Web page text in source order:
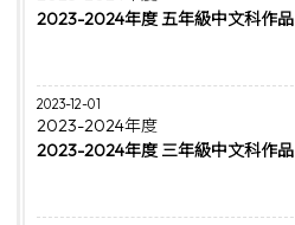
2023-2024年度 五年級中文科作品
2023-12-01
2023-2024年度
2023-2024年度 三年級中文科作品